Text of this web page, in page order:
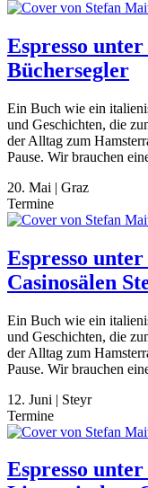
Espresso
Büchersegler
Ein Buch wie ein
und Geschichten, die
der Alltag zum
Pause. Wir brauchen
20. Mai | Graz
Termine
Espresso
Casinosälen
Ein Buch wie ein
und Geschichten, die
der Alltag zum
Pause. Wir brauchen
12. Juni | Steyr
Termine
Espresso